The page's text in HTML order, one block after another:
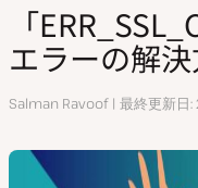
お問い合わせ
「
エラーの解
執
Salman Ravoof 最終更新日